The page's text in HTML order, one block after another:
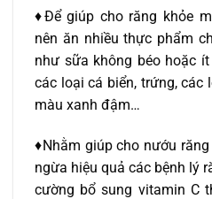
♦Để giúp cho răng khỏe
nên ăn nhiều thực phẩm
như sữa không béo hoặc
các loại cá biển, trứng, các
màu xanh đậm…
♦Nhằm giúp cho nướu
ngừa hiệu quả các bệnh lý
cường bổ sung vitamin C